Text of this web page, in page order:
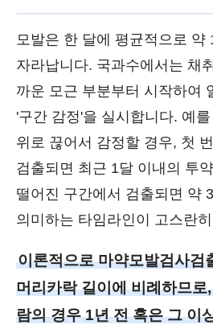
모발은 한 달에 평균적으로 약
자라납니다. 국과수에서는 채
까운 모근 부분부터 시작하여
'구간 감정'을 실시합니다. 예
위로 끊어서 감정할 경우, 첫
검출되면 최근 1달 이내의 투
떨어진 구간에서 검출되면 약
의미하는 타임라인이 고스란
이론적으로 마약모발검사검
머리카락 길이에 비례하므로
람의 경우 1년 전 혹은 그 이